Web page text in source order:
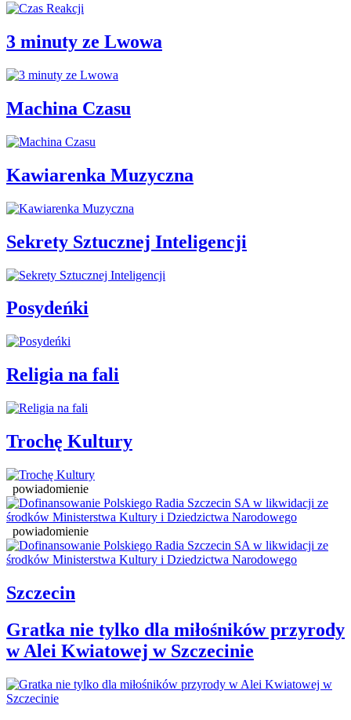
3 minuty ze Lwowa
Machina Czasu
Kawiarenka Muzyczna
Sekrety Sztucznej Inteligencji
Posydeńki
Religia na fali
Trochę Kultury
powiadomienie
powiadomienie
Szczecin
Gratka nie tylko dla miłośników przyrody
w Alei Kwiatowej w Szczecinie